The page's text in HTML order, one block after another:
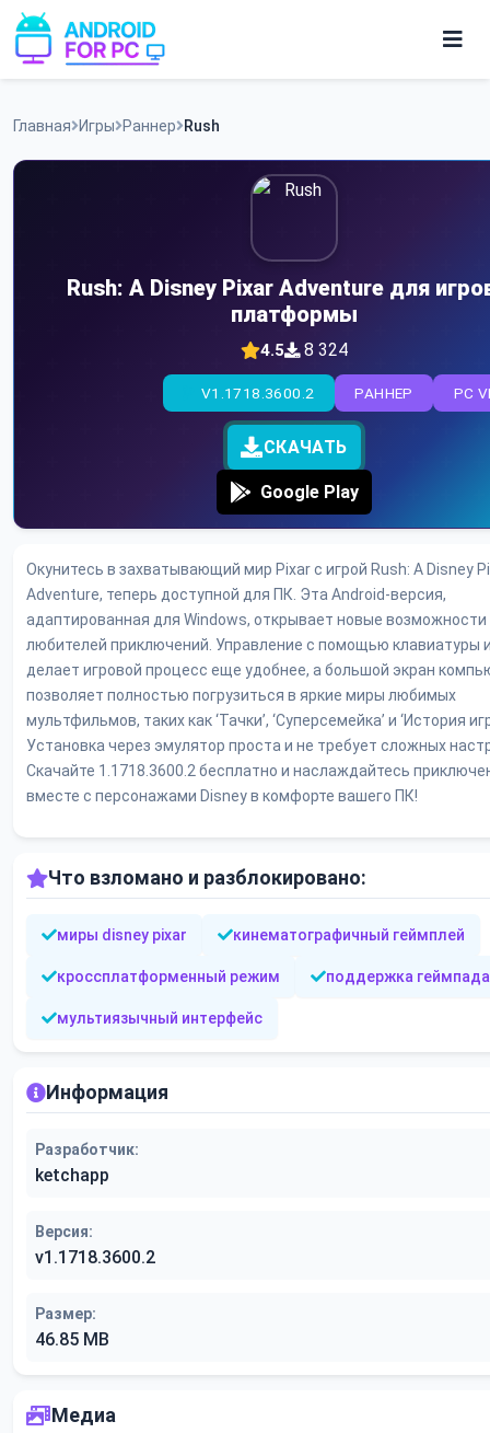
Skip
to
content
Приложения
Главная Игры Раннер Rush
Rush: A Disney Pixar Adventure для
платформы
4.5 8 324
PC
РАННЕР
V1.1718.3600.2
СКАЧАТЬ
Google Play
Окунитесь в захватывающий мир Pixar с игрой Rush: A Disney
Adventure, теперь доступной для ПК. Эта Android-версия,
адаптированная для Windows, открывает новые возможности
любителей приключений. Управление с помощью клавиатуры
делает игровой процесс еще удобнее, а большой экран
позволяет полностью погрузиться в яркие миры любимых
мультфильмов, таких как ‘Тачки’, ‘Суперсемейка’ и ‘История
Установка через эмулятор проста и не требует сложных
Скачайте 1.1718.3600.2 бесплатно и наслаждайтесь
вместе с персонажами Disney в комфорте вашего ПК!
Что взломано и разблокировано:
миры disney pixar кинематографичный геймплей
кроссплатформенный режим поддержка геймпада
мультиязычный интерфейс
Информация
Разработчик:
ketchapp
Версия:
v1.1718.3600.2
Размер:
46.85 MB
Медиа